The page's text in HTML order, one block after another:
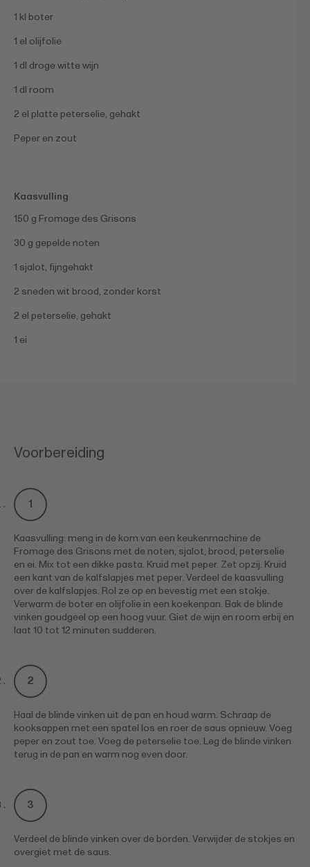
1 kl boter
1 el olijfolie
1 dl droge witte wijn
1 dl room
2 el platte peterselie, gehakt
Peper en zout
Kaasvulling
150 g Fromage des Grisons
30 g gepelde noten
1 sjalot, fijngehakt
2 sneden wit brood, zonder korst
2 el peterselie, gehakt
1 ei
Voorbereiding
Kaasvulling: meng in de kom van een keukenmachine de
Fromage des Grisons met de noten, sjalot, brood, peterselie
en ei. Mix tot een dikke pasta. Kruid met peper. Zet opzij. Kruid
een kant van de kalfslapjes met peper. Verdeel de kaasvulling
over de kalfslapjes. Rol ze op en bevestig met een stokje.
Verwarm de boter en olijfolie in een koekenpan. Bak de blinde
vinken goudgeel op een hoog vuur. Giet de wijn en room erbij en
laat 10 tot 12 minuten sudderen.
Haal de blinde vinken uit de pan en houd warm. Schraap de
kooksappen met een spatel los en roer de saus opnieuw. Voeg
peper en zout toe. Voeg de peterselie toe. Leg de blinde vinken
terug in de pan en warm nog even door.
Verdeel de blinde vinken over de borden. Verwijder de stokjes en
overgiet met de saus.